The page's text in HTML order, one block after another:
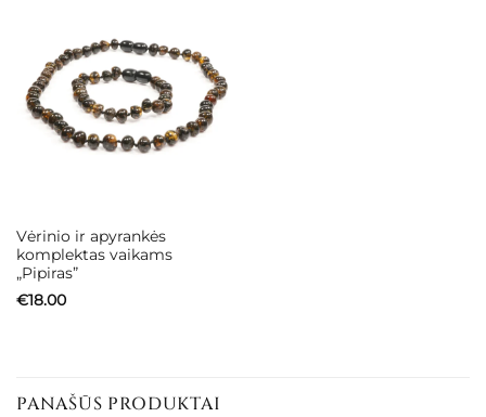
Vėrinio ir apyrankės
komplektas vaikams
„Pipiras”
€18.00
PANAŠŪS PRODUKTAI